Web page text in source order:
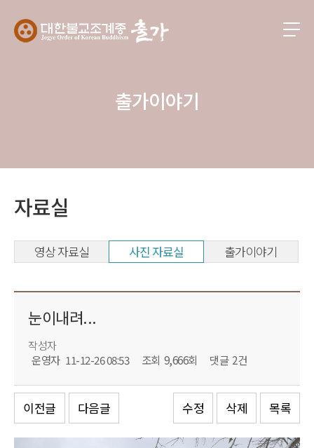
출가이야기
자료실
영상 자료실 사진 자료실 출가이야기
눈이내려...
작성자
운영자 11-12-26 08:53 조회 9,666회 댓글 2건
이전글 다음글 수정 삭제 목록